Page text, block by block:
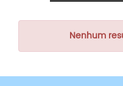
Nenhum